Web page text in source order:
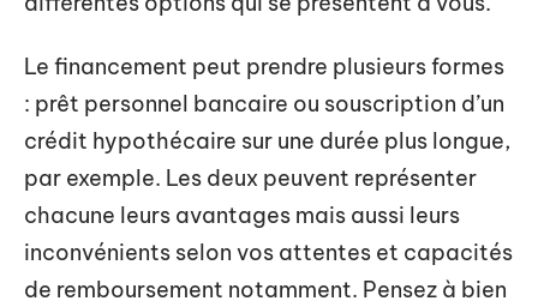
Le financement peut prendre plusieurs formes
: prêt personnel bancaire ou souscription d’un
crédit hypothécaire sur une durée plus longue,
par exemple. Les deux peuvent représenter
chacune leurs avantages mais aussi leurs
inconvénients selon vos attentes et capacités
de remboursement notamment. Pensez à bien